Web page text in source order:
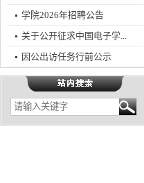
学院2026年招聘公告
关于公开征求中国电子学...
因公出访任务行前公示